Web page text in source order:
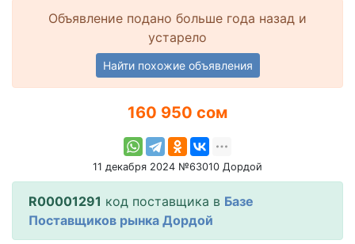
Объявление подано больше года назад и
устарело
Найти похожие объявления
160 950 сом
11 декабря 2024 №63010 Дордой
R00001291 код поставщика в Базе
Поставщиков рынка Дордой